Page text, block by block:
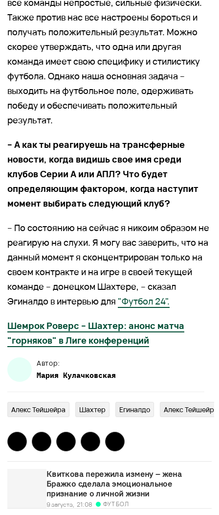
все команды непростые, сильные физически.
Также против нас все настроены бороться и
получать положительный результат. Можно
скорее утверждать, что одна или другая
команда имеет свою специфику и стилистику
футбола. Однако наша основная задача –
выходить на футбольное поле, одерживать
победу и обеспечивать положительный
результат.
– А как ты реагируешь на трансферные
новости, когда видишь свое имя среди
клубов Серии А или АПЛ? Что будет
определяющим фактором, когда наступит
момент выбирать следующий клуб?
– По состоянию на сейчас я никоим образом не
реагирую на слухи. Я могу вас заверить, что на
данный момент я сконцентрирован только на
своем контракте и на игре в своей текущей
команде – донецком Шахтере, – сказал
Эгиналдо в интервью для "Футбол 24".
Шемрок Роверс – Шахтер: анонс матча
"горняков" в Лиге конференций
Автор:
Мария Кулачковская
Алекс Тейшейра Шахтер Егиналдо Алекс Тейшейра
Квиткова пережила измену – жена
Бражко сделала эмоциональное
признание о личной жизни
9 августа, 21:08 ФУТБОЛ